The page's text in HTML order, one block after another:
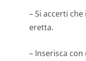
– Si accerti
eretta.
– Inserisca